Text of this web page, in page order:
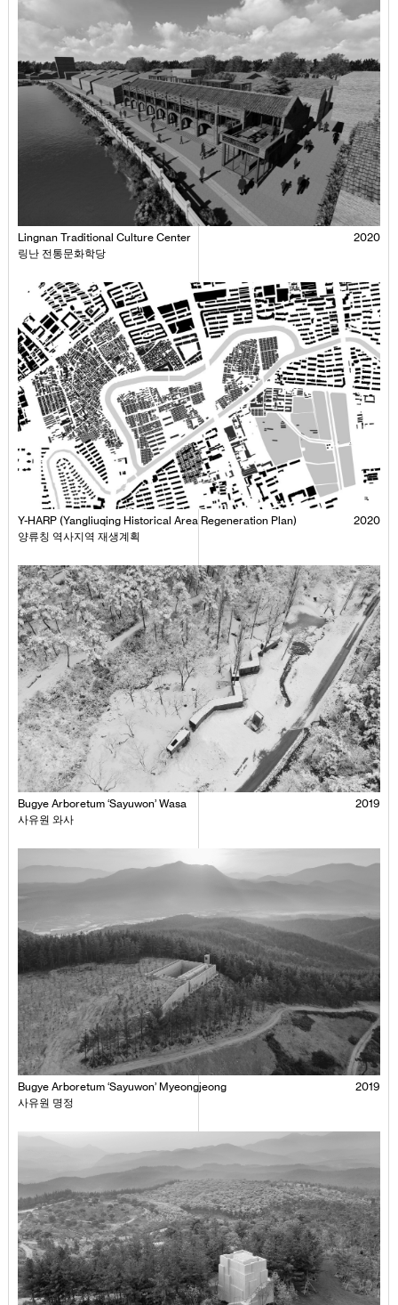
2020
Lingnan Traditional Culture Center
링난 전통문화학당
2020
Y-HARP (Yangliuqing Historical Area Regeneration Plan)
양류칭 역사지역 재생계획
2019
Bugye Arboretum ‘Sayuwon’ Wasa
사유원 와사
2019
Bugye Arboretum ‘Sayuwon’ Myeongjeong
사유원 명정